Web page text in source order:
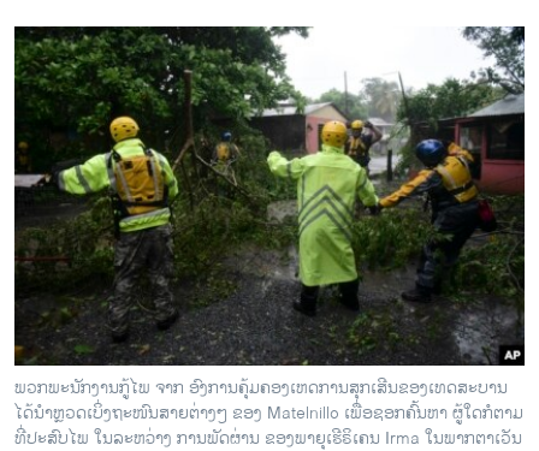
ພວກພະນັກງານກູ້ໄພ ຈາກ ອົງການຄຸ້ມຄອງເຫດການສຸກເສີນຂອງເທດສະບານ
ໄດ້ນຳຫຼວດເບິ່ງຖະໜົນສາຍຕ່າງໆ ຂອງ Matelnillo ເພື່ອຊອກຄົ້ນຫາ ຜູ້ໃດກໍຕາມ
ທີ່ປະສົບໄພ ໃນລະຫວ່າງ ການພັດຜ່ານ ຂອງພາຍຸເຮີຣິເຄນ Irma ໃນພາກຕາເວັນ